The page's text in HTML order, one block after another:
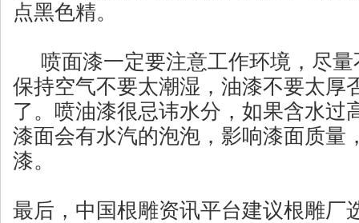
点黑色精。
喷面漆一定要注意工作环境，尽量
保持空气不要太潮湿，油漆不要太厚
了。喷油漆很忌讳水分，如果含水过
漆面会有水汽的泡泡，影响漆面质量
漆。
最后，中国根雕资讯平台建议根雕厂